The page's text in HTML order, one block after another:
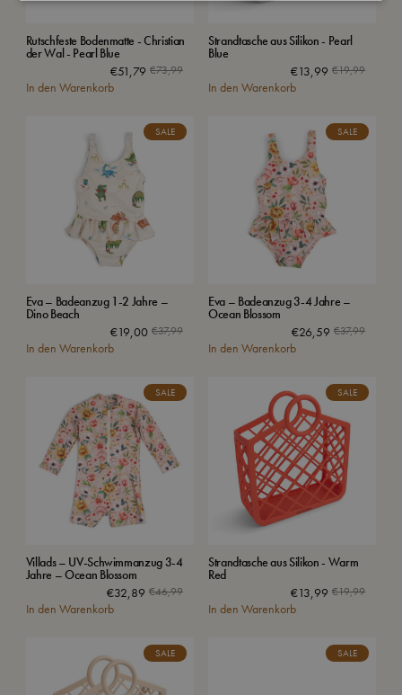
Rutschfeste Bodenmatte - Christian
der Wal - Pearl Blue
€73,99
€51,79
In den Warenkorb
Strandtasche aus Silikon - Pearl
Blue
€19,99
€13,99
In den Warenkorb
SALE
Eva – Badeanzug 1-2 Jahre –
Dino Beach
€37,99
€19,00
In den Warenkorb
SALE
Eva – Badeanzug 3-4 Jahre –
Ocean Blossom
€37,99
€26,59
In den Warenkorb
SALE
Villads – UV-Schwimmanzug 3-4
Jahre – Ocean Blossom
€46,99
€32,89
In den Warenkorb
SALE
Strandtasche aus Silikon - Warm
Red
€19,99
€13,99
In den Warenkorb
SALE SALE